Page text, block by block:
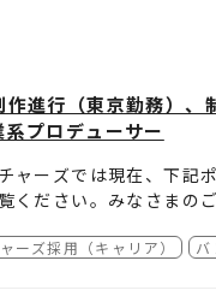
作進行（東京勤務）
プロデューサー
ャーズでは現在、下記
ください。みなさまの
）
ーズ採用（キャリア） バ